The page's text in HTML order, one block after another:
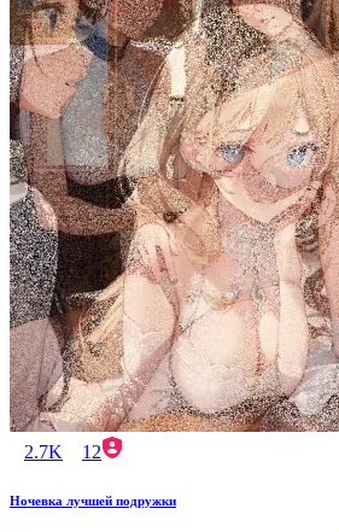
2.7K 12
Ночевка лучшей подружки